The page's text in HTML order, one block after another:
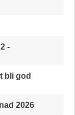
-
bli god
2026